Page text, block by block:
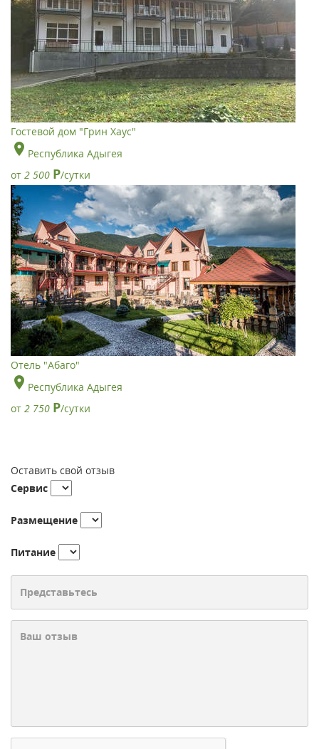
Гостевой дом "Грин Хаус"
Республика Адыгея
от 2 500 Р/сутки
Отель "Абаго"
Республика Адыгея
от 2 750 Р/сутки
Оставить свой отзыв
Сервис
Размещение
Питание